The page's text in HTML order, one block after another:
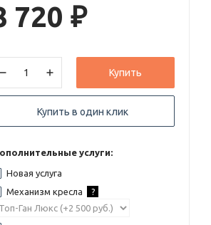
720 ₽
Купить
Купить в один клик
услуги:
Новая услуга
Механизм кресла
?